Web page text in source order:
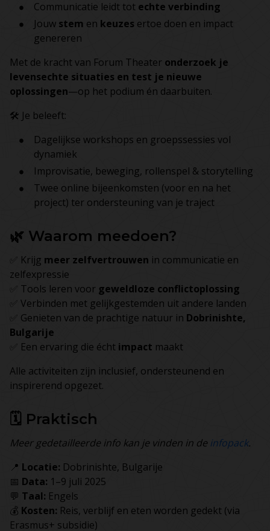
Communicatie leidt tot echte verbinding
Jouw stem en keuzes ertoe doen en impact
genereren
Met de kracht van Forum Theater onderzoek je
levensechte situaties en test je nieuwe
oplossingen—op het podium én daarbuiten.
🛠️ Je beleeft:
Dagelijkse workshops en groepssessies vol
dynamiek
Improvisatie, beweging, rollenspel & storytelling
Twee online bijeenkomsten (voor en na het
project) ter ondersteuning van je traject
🌿 Waarom meedoen?
✅ Krijg meer zelfvertrouwen in communicatie en
zelfexpressie
✅ Tools leren voor geweldloze conflictoplossing
✅ Verbinden met gelijkgestemden uit andere landen
✅ Genieten van de prachtige natuur in Dobrinishte,
Bulgarije
✅ Een ervaring die écht impact maakt
Alle activiteiten zijn inclusief, ondersteunend en
inspirerend opgezet.
🗓️ Praktisch
Meer gedetailleerde info kan je vinden in de infopack.
📍 Locatie: Dobrinishte, Bulgarije
📅 Data: 1–9 juli 2025
💬 Taal: Engels
💰 Kosten: Reis, verblijf en eten worden gedekt (via
Erasmus+ subsidie)